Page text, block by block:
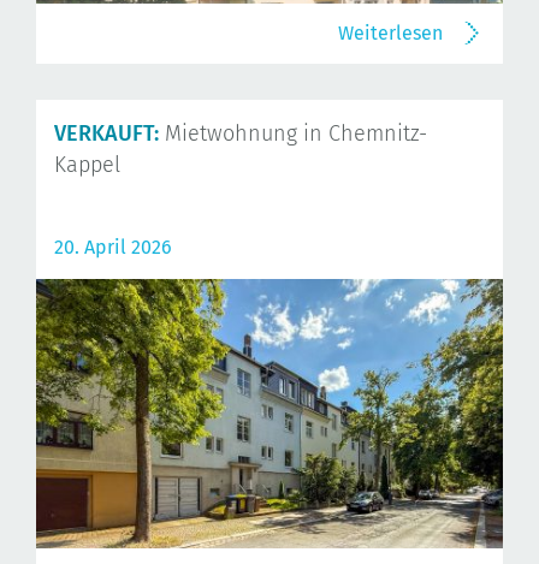
Weiterlesen
VERKAUFT: Mietwohnung in Chemnitz-
Kappel
20. April 2026